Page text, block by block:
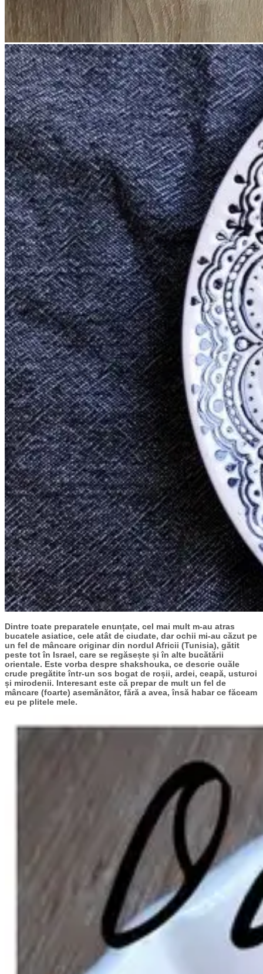
Dintre toate preparatele enunțate, cel mai mult m-au atras
bucatele asiatice, cele atât de ciudate, dar ochii mi-au căzut pe
un fel de mâncare originar din nordul Africii (Tunisia), gătit
peste tot în Israel, care se regăsește și în alte bucătării
orientale. Este vorba despre shakshouka, ce descrie ouăle
crude pregătite într-un sos bogat de roșii, ardei, ceapă, usturoi
și mirodenii. Interesant este că prepar de mult un fel de
mâncare (foarte) asemănător, fără a avea, însă habar ce făceam
eu pe plitele mele.